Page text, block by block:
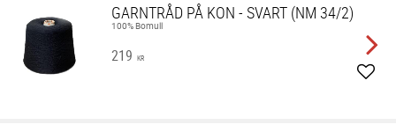
GARNTRÅD PÅ KON - SVART (NM 34/2)
100% Bomull
219 KR